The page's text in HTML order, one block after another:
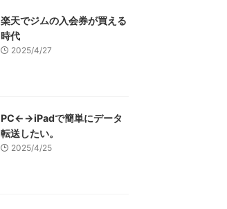
楽天でジムの入会券が買える
時代
2025/4/27
PC←→iPadで簡単にデータ
転送したい。
2025/4/25